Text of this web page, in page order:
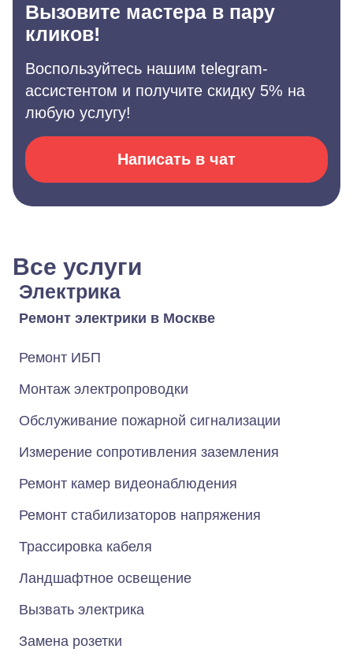
Вызовите мастера в пару
кликов!
Воспользуйтесь нашим telegram-
ассистентом и получите скидку 5% на
любую услугу!
Написать в чат
Все услуги
Электрика
Ремонт электрики в Москве
Ремонт ИБП
Монтаж электропроводки
Обслуживание пожарной сигнализации
Измерение сопротивления заземления
Ремонт камер видеонаблюдения
Ремонт стабилизаторов напряжения
Трассировка кабеля
Ландшафтное освещение
Вызвать электрика
Замена розетки